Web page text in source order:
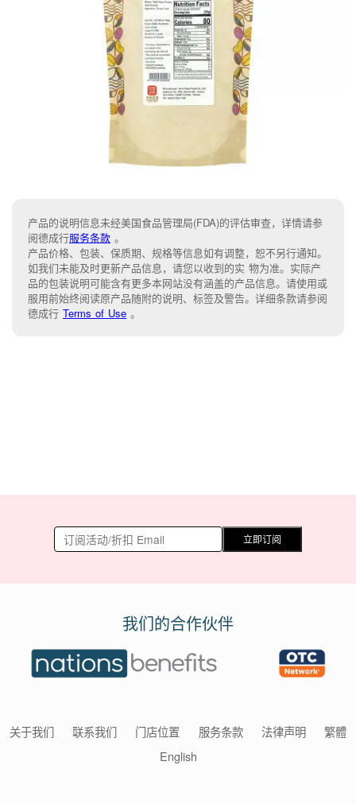
产品的说明信息未经美国食品管理局(FDA)的评估审查，详情请参
阅德成行服务条款 。
产品价格、包装、保质期、规格等信息如有调整，恕不另行通知。
如我们未能及时更新产品信息，请您以收到的实 物为准。实际产
品的包装说明可能含有更多本网站没有涵盖的产品信息。请使用或
服用前始终阅读原产品随附的说明、标签及警告。详细条款请参阅
德成行 Terms of Use 。
立即订阅
我们的合作伙伴
关于我们 联系我们 门店位置 服务条款 法律声明
繁體
English